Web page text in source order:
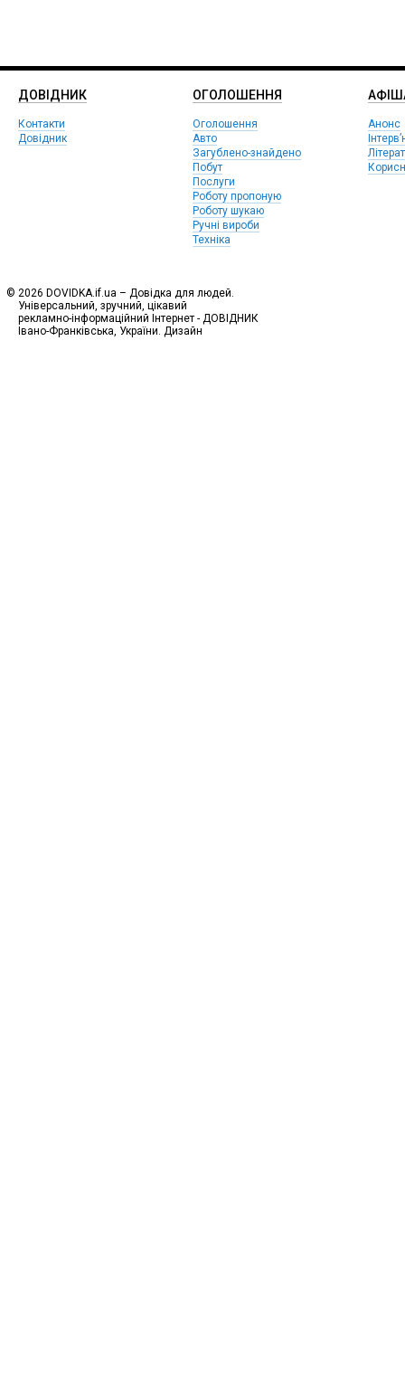
ДОВІДНИК
Контакти
Довідник
ОГОЛОШЕННЯ
Оголошення
Авто
Загублено-знайдено
Побут
Послуги
Роботу пропоную
Роботу шукаю
Ручні вироби
Техніка
Анонс
© 2026 DOVIDKA.if.ua – Довідка для людей.
Універсальний, зручний, цікавий
рекламно-інформаційний Інтернет - ДОВІДНИК
Івано-Франківська, України. Дизайн